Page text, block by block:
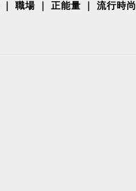
職場 正能量 流行時尚